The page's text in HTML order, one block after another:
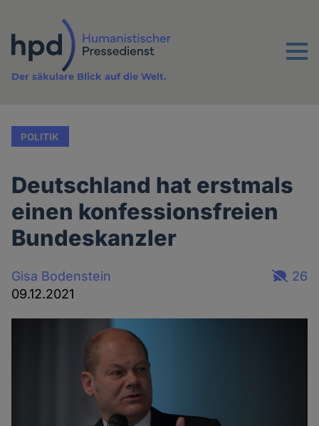
Inhalt
Menu
Der säkulare Blick auf die Welt.
POLITIK
Deutschland hat erstmals
einen konfessionsfreien
Bundeskanzler
Gisa Bodenstein
09.12.2021
26